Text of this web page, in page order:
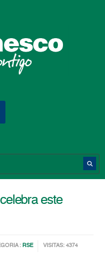
este
: RSE VISITAS: 4374